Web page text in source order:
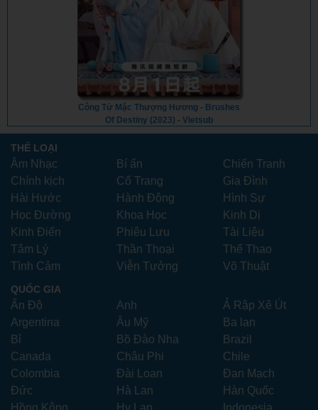
Công Tử Mặc Thượng Hương - Brushes
Of Destiny (2023) - Vietsub
THỂ LOẠI
Âm Nhạc Bí ẩn
Chiến Tranh
Chính kịch
Cổ Trang
Gia Đình
Hài Hước
Hành Động
Hình Sự
Học Đường
Khoa Học
Kinh Dị
Kinh Điển
Phiêu Lưu
Tài Liệu
Tâm Lý
Thần Thoại
Thể Thao
Tình Cảm
Viễn Tưởng Võ Thuật
QUỐC GIA
Ấn Độ Anh
Ả Rập Xê Út
Argentina
Âu Mỹ
Ba lan
Bỉ
Bồ Đào Nha
Brazil
Canada
Châu Phi
Chile
Colombia
Đài Loan
Đan Mạch
Đức
Hà Lan
Hàn Quốc
Hồng Kông
Hy Lạp Indonesia